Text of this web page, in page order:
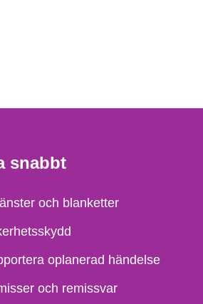
snabbt
och blanketter
oplanerad händelse
och remissvar